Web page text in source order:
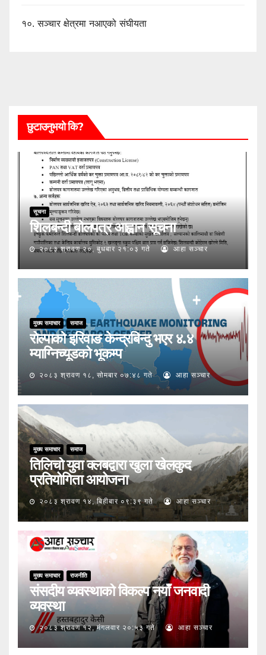
१०.सञ्चार क्षेत्रमा नआएको संघीयता
छुटाउनुभयो कि?
सूचना
शिलबन्दी बोलपत्र आह्वान सूचना
२०८३ श्रावण २०, बुधबार २१:०३ गते आहा सञ्चार
मुख्य समाचार समाज
रोल्पाको इरिवाङ केन्द्रबिन्दु भएर ४.४
म्याग्निच्यूडको भूकम्प
२०८३ श्रावण १८, सोमबार ०७:४८ गते आहा सञ्चार
मुख्य समाचार समाज
तिलिचो युवा क्लबद्वारा खुला खेलकुद
प्रतियोगिता आयोजना
२०८३ श्रावण १४, बिहीबार ०९:३९ गते आहा सञ्चार
मुख्य समाचार राजनीति
संसदीय व्यवस्थाको विकल्प नयाँ जनवादी
व्यवस्था
२०८३ श्रावण १२, मंगलवार २०:५३ गते आहा सञ्चार